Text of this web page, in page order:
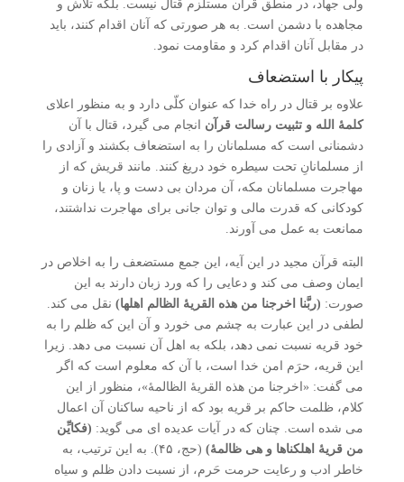
ولی جهاد، در منطق قرآن مستلزم قتال نیست. بلکه تلاش و
مجاهده با دشمن است. به هر صورتی که آنان اقدام کنند، باید
در مقابل آنان اقدام کرد و مقاومت نمود.
پیکار با استضعاف
علاوه بر قتال در راه خدا که عنوان کلّی دارد و به منظور اعلای
کلمۀ الله و تثبیت رسالت قرآن انجام می گیرد، قتال با آن
دشمنانی است که مسلمانان را به استضعاف بکشند و آزادی را
از مسلمانانِ تحت سیطره خود دریغ کنند. مانند قریش که از
مهاجرت مسلمانان مکه، آن مردان بی دست و پا، یا زنان و
کودکانی که قدرت مالی و توان جانی برای مهاجرت نداشتند،
ممانعت به عمل می آورند.
البته قرآن مجید در این آیه، این جمع مستضعف را به اخلاص در
ایمان وصف می کند و دعایی را که ورد زبان دارند به این
صورت: (ربَّنا اخرجنا من هذه القریۀ الظالم اهلها)نقل می کند.
لطفی در این عبارت به چشم می خورد و آن این که ظلم را به
خود قریه نسبت نمی دهد، بلکه به اهل آن نسبت می دهد. زیرا
این قریه، حرَم امن خدا است، با آن که معلوم است که اگر
می گفت: «اخرجنا من هذه القریۀ الظالمۀ»، منظور از این
کلام، ظلمت حاکم بر قریه بود که از ناحیه ساکنان آن اعمال
می شده است. چنان که در آیات عدیده ای می گوید: (فکایِّن
من قریۀ اهلکناها و هی ظالمۀ)
(حج، ۴۵). به این ترتیب، به
خاطر ادب و رعایت حرمت حَرم، از نسبت دادن ظلم و سیاه